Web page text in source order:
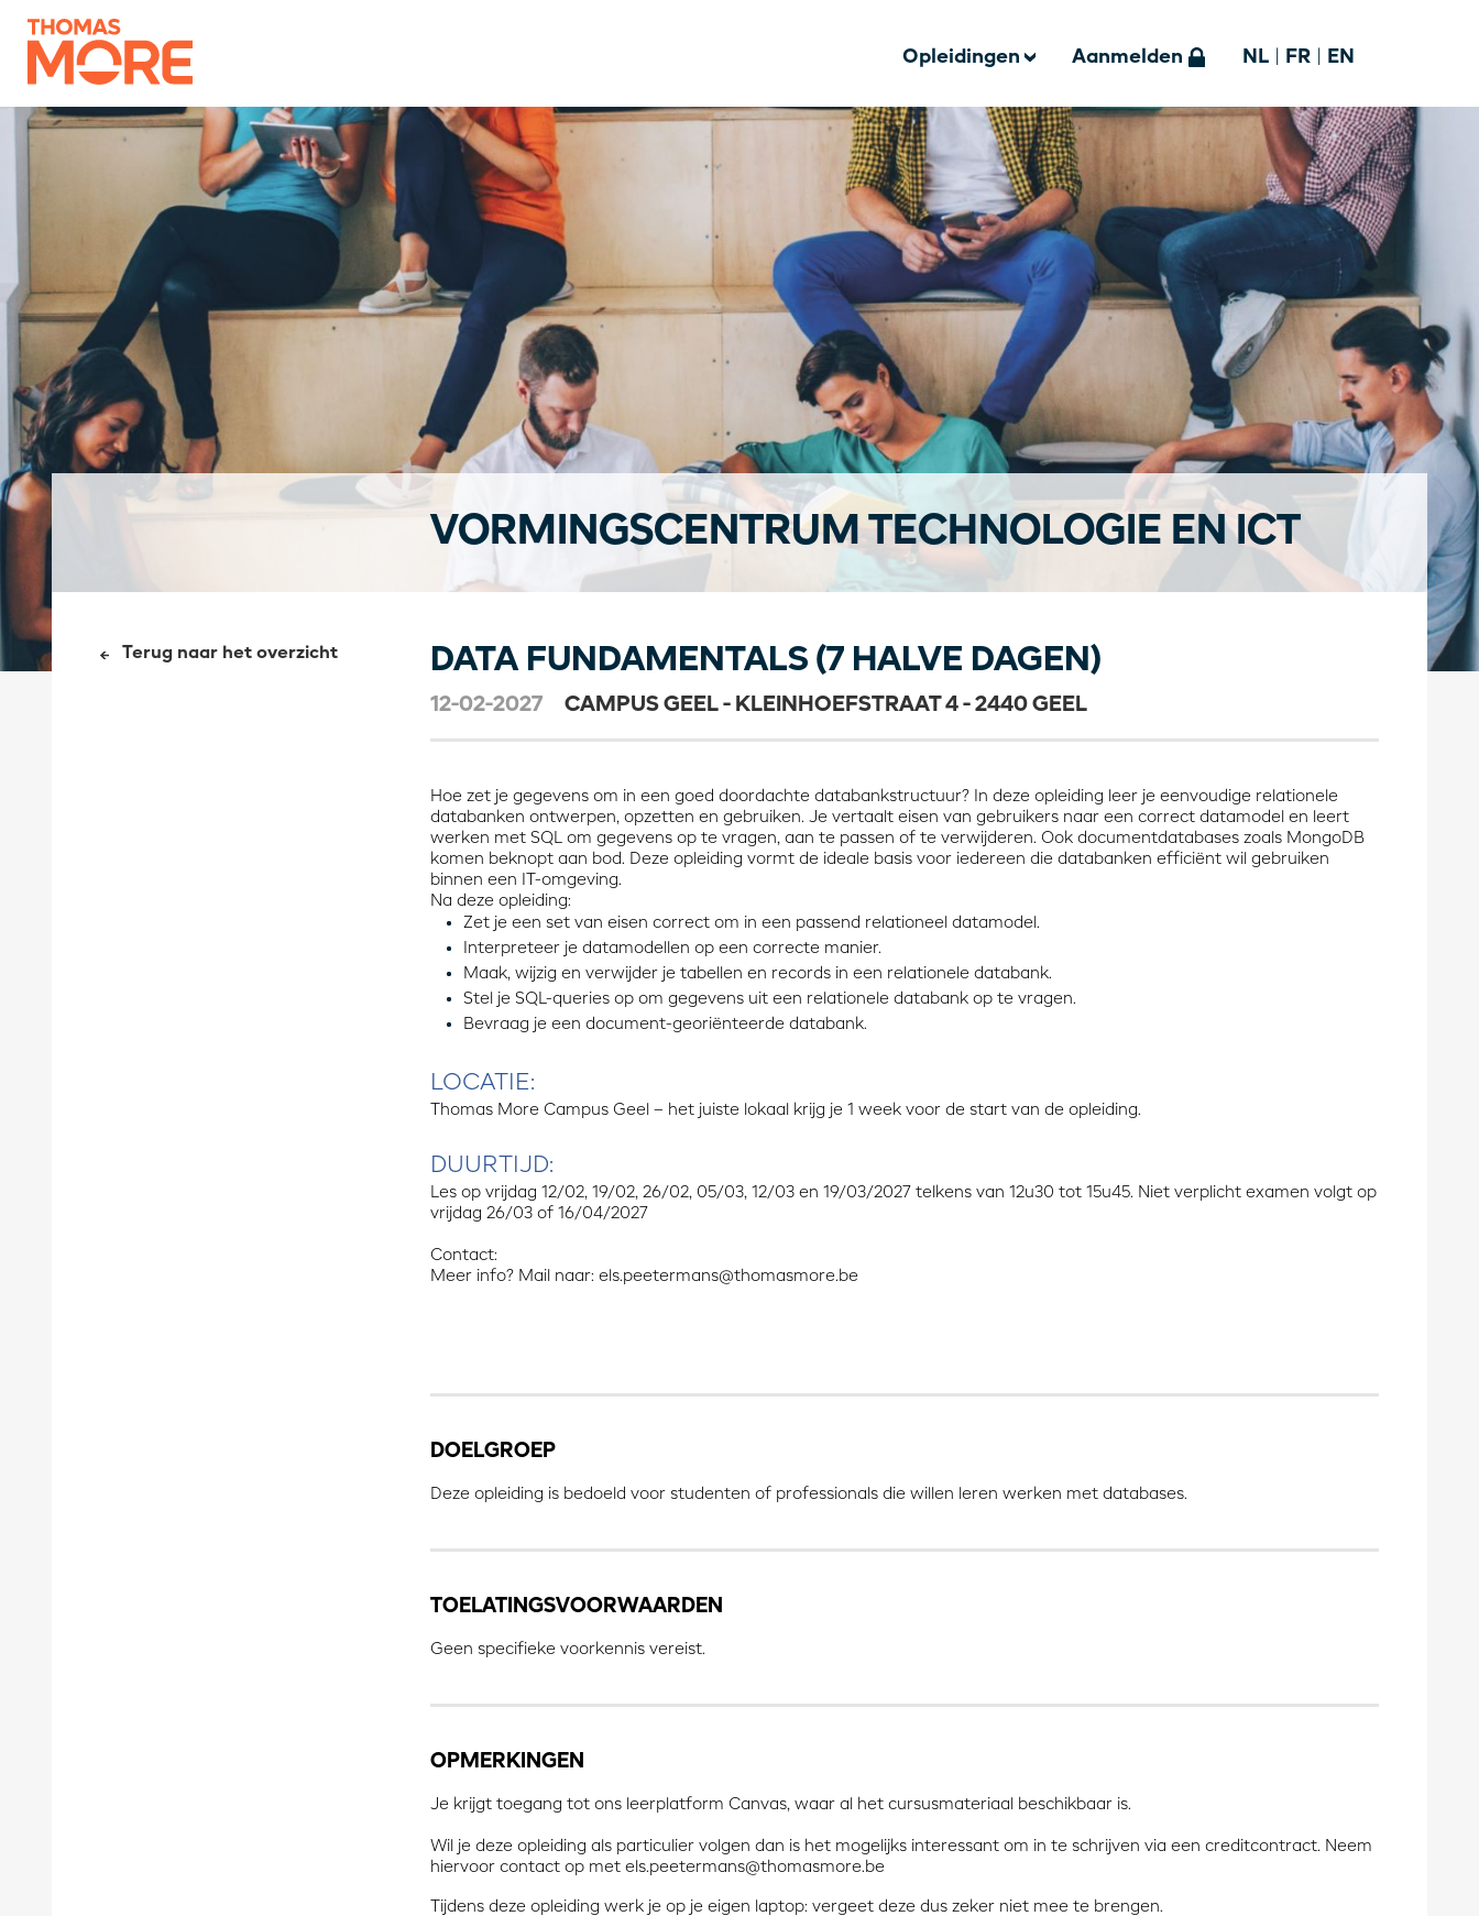
Opleidingen Aanmelden NL FR EN
VORMINGSCENTRUM TECHNOLOGIE EN ICT
Terug naar het overzicht DATA FUNDAMENTALS (7 HALVE DAGEN)
12-02-2027 CAMPUS GEEL - KLEINHOEFSTRAAT 4 - 2440 GEEL
Hoe zet je gegevens om in een goed doordachte databankstructuur? In deze opleiding leer je eenvoudige relationele
databanken ontwerpen, opzetten en gebruiken. Je vertaalt eisen van gebruikers naar een correct datamodel en leert
werken met SQL om gegevens op te vragen, aan te passen of te verwijderen. Ook documentdatabases zoals MongoDB
komen beknopt aan bod. Deze opleiding vormt de ideale basis voor iedereen die databanken efficiënt wil gebruiken
binnen een IT-omgeving.
Na deze opleiding:
Zet je een set van eisen correct om in een passend relationeel datamodel.
Interpreteer je datamodellen op een correcte manier.
Maak, wijzig en verwijder je tabellen en records in een relationele databank.
Stel je SQL-queries op om gegevens uit een relationele databank op te vragen.
Bevraag je een document-georiënteerde databank.
LOCATIE:
Thomas More Campus Geel – het juiste lokaal krijg je 1 week voor de start van de opleiding.
DUURTIJD:
Les op vrijdag 12/02, 19/02, 26/02, 05/03, 12/03 en 19/03/2027 telkens van 12u30 tot 15u45. Niet verplicht examen volgt op
vrijdag 26/03 of 16/04/2027
Contact:
Meer info? Mail naar: els.peetermans@thomasmore.be
DOELGROEP
Deze opleiding is bedoeld voor studenten of professionals die willen leren werken met databases.
TOELATINGSVOORWAARDEN
Geen specifieke voorkennis vereist.
OPMERKINGEN
Je krijgt toegang tot ons leerplatform Canvas, waar al het cursusmateriaal beschikbaar is.
Wil je deze opleiding als particulier volgen dan is het mogelijks interessant om in te schrijven via een creditcontract. Neem
hiervoor contact op met els.peetermans@thomasmore.be
Tijdens deze opleiding werk je op je eigen laptop: vergeet deze dus zeker niet mee te brengen.